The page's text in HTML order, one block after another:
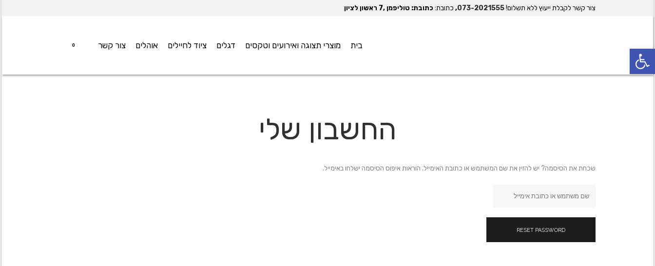
צור קשר לקבלת ייעוץ ללא תשלום!073-2021555
, כתובת: כתובת: טוליפמן ,7 ראשון לציון
0 בית מוצרי תצוגה ואירועים וטקסים דגלים ציוד לחיילים אוהלים צור קשר
החשבון שלי
שכחת את הסיסמה? יש להזין את שם המשתמש או כתובת האימייל. הוראות איפוס הסיסמה ישלחו באימייל.
פתח סרגל נגישות